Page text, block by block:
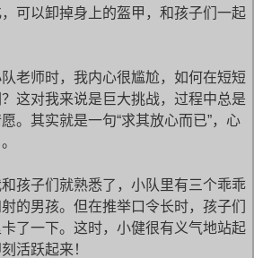
可以卸掉身上的盔甲，和孩子们一起
师时，我内心很尴尬，如何在短短
这对我来说是巨大挑战，过程中总是
。其实就是一句“求其放心而已”，心
子们就熟悉了，小队里有三个乖乖
的男孩。但在推举口令长时，孩子们
了一下。这时，小健很有义气地站起
活跃起来！